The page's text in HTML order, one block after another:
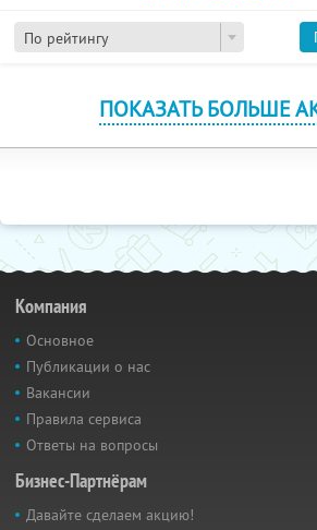
По рейтингу
ПОКАЗАТЬ БОЛЬШЕ
Компания
Основное
Публикации о нас
Вакансии
Правила сервиса
Ответы на вопросы
Бизнес-Партнёрам
Давайте сделаем акцию!